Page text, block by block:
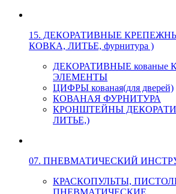
15. ДЕКОРАТИВНЫЕ
КОВКА, ЛИТЬЕ, фурнитура )
ДЕКОРАТИВНЫЕ кованые
ЭЛЕМЕНТЫ
ЦИФРЫ кованая(для дверей)
КОВАНАЯ ФУРНИТУРА
КРОНШТЕЙНЫ
ЛИТЬЕ,)
07. ПНЕВМАТИЧЕСКИЙ
КРАСКОПУЛЬТЫ,
ПНЕВМАТИЧЕСКИЕ